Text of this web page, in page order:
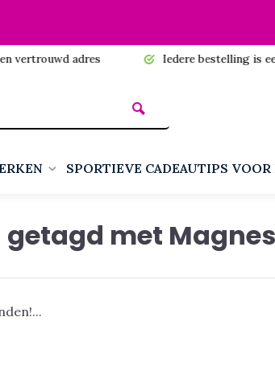
adres Iedere bestelling is een
SPORTIEVE CADEAUTIPS
getagd met